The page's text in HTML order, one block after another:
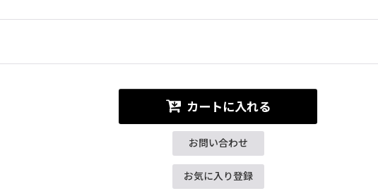
カートに入れる
お問い合わせ
お気に入り登録